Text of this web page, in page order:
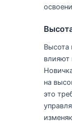
Высота
влияют
на
это